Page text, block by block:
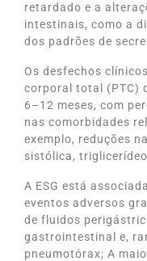
retardado e a
intestinais, como a
dos padrões de
Os desfechos
corporal total (PTC)
6–12 meses, com
nas comorbidades
exemplo, reduções
sistólica,
A ESG está
eventos adversos
de fluidos
gastrointestinal e,
pneumotórax; A